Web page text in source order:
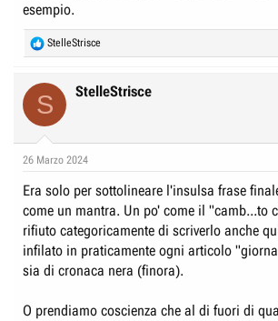
esempio.
R
e
t
s
StelleStrisce
S StelleStrisce
26 Marzo 2024
Era solo per sottolineare l'insulsa frase
come un mantra. Un po' come il "camb...to
rifiuto categoricamente di scriverlo anche
infilato in praticamente ogni articolo
sia di cronaca nera (finora).
O prendiamo coscienza che al di fuori di